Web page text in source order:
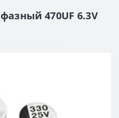
470UF 6.3V